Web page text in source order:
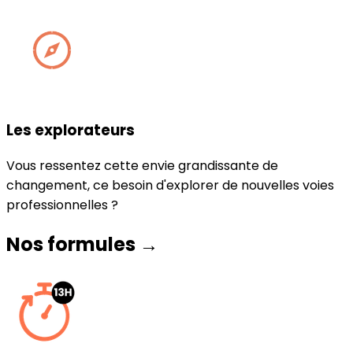
Les explorateurs
Vous ressentez cette envie grandissante de
changement, ce besoin d'explorer de nouvelles voies
professionnelles ?
Nos formules →